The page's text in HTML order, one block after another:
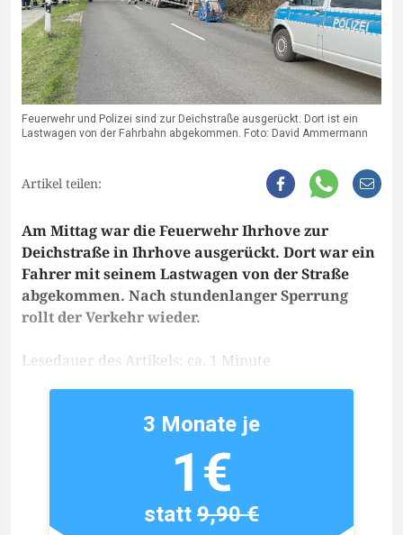
Feuerwehr und Polizei sind zur Deichstraße ausgerückt. Dort ist ein
Lastwagen von der Fahrbahn abgekommen. Foto: David Ammermann
Artikel teilen:
Am Mittag war die Feuerwehr Ihrhove zur
Deichstraße in Ihrhove ausgerückt. Dort war ein
Fahrer mit seinem Lastwagen von der Straße
abgekommen. Nach stundenlanger Sperrung
rollt der Verkehr wieder.
Lesedauer des Artikels: ca. 1 Minute
3 Monate je
1€
statt9,90 €